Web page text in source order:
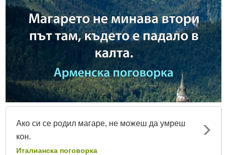
Ако си се родил магаре, не можеш да умреш
кон.
Италианска поговорка